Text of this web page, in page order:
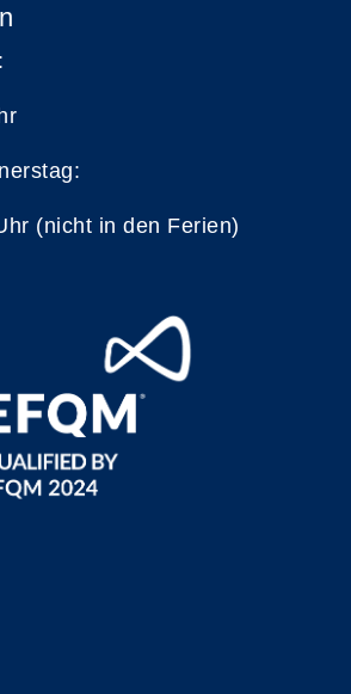
(nicht in den Ferien)